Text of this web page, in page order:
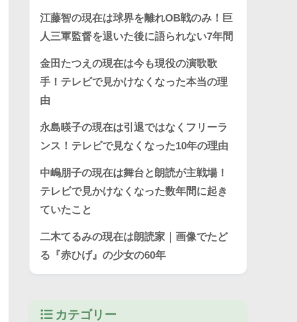
江藤智の現在は球界を離れOB戦のみ！巨
人三軍監督を退いた後に語られない7年間
金田たつえの現在は今も現役の演歌歌
手！テレビで見かけなくなった本当の理
由
永島暎子の現在は引退ではなくフリーラ
ンス！テレビで見なくなった10年の理由
中嶋朋子の現在は舞台と朗読が主戦場！
テレビで見かけなくなった数年間に起き
ていたこと
二木てるみの現在は朗読家｜画像でたど
る『赤ひげ』の少女の60年
カテゴリー